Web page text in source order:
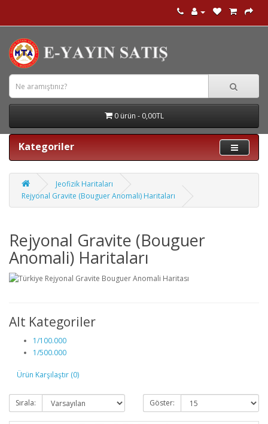
0 ürün - 0,00TL
Kategoriler
Jeofizik Haritaları
Rejyonal Gravite (Bouguer Anomali) Haritaları
Rejyonal Gravite (Bouguer
Anomali) Haritaları
Alt Kategoriler
1/100.000
1/500.000
Ürün Karşılaştır (0)
Sırala: Göster: